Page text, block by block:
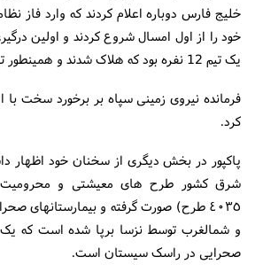
خلیج فارس دوباره اعلام کردند که وارد فاز
خود را از اول امسال شروع کردند و اولین
یک تیم 12 نفره بود که هلاک شدند و همینطور تیم های دیگر.
فرمانده نیروی زمینی سپاه بر برخورد سخت با
کرد.
پاکپور در بخش دیگری از سخنان خود اظهار
شرق کشور طرح های معیشتی و محرومیت
٤٠٣٥ طرح) صورت گرفته و بیمارستانهای
و شمالغرب توسط نزسا برپا شده است که یک
صحرایی در راسک سیستان است.